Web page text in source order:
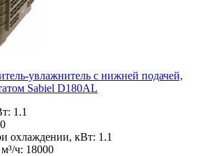
увлажнитель с нижней подачей,
Sabiel D180AL
1.1
охлаждении, кВт: 1.1
ч: 18000